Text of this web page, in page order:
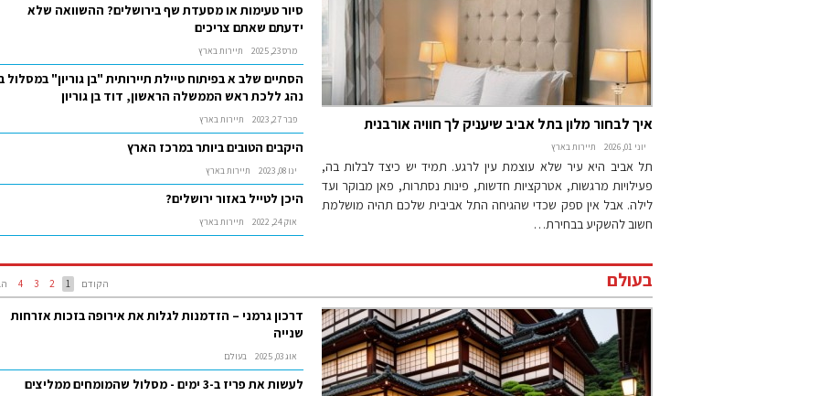
איך לבחור מלון בתל אביב שיעניק לך חוויה אורבנית
יוני 01, 2026 תיירות בארץ
תל אביב היא עיר שלא עוצמת עין לרגע. תמיד יש כיצד לבלות בה,
פעילויות מרגשות, אטרקציות חדשות, פינות נסתרות, פאן מבוקר ועד
לילה. אבל אין ספק שכדי שהגיחה התל אביבית שלכם תהיה מושלמת
חשוב להשקיע בבחירת…
סיור טעימות או מסעדת שף בירושלים? ההשוואה שלא
ידעתם שאתם צריכים
מרס 23, 2025 תיירות בארץ
הסתיים שלב א בפיתוח טיילת תיירותית "בן גוריון" במסלול
נהג ללכת ראש הממשלה הראשון, דוד בן גוריון
פבר 27, 2023 תיירות בארץ
היקבים הטובים ביותר במרכז הארץ
ינו 08, 2023 תיירות בארץ
היכן לטייל באזור ירושלים?
אוק 24, 2022 תיירות בארץ
בעולם
דרכון גרמני – הזדמנות לגלות את אירופה בזכות אזרחות
שנייה
אוג 03, 2025 בעולם
לעשות את פריז ב-3 ימים - מסלול שהמומחים ממליצים
הקודם 1
2
3
4